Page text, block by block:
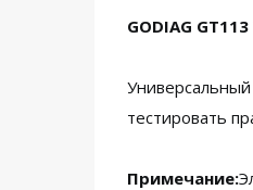
GODIAG
тестировать
Примечание: